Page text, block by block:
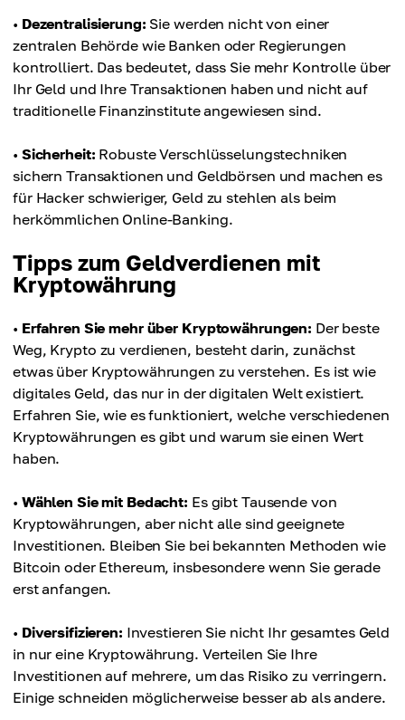
• Dezentralisierung: Sie werden nicht von einer
zentralen Behörde wie Banken oder Regierungen
kontrolliert. Das bedeutet, dass Sie mehr Kontrolle über
Ihr Geld und Ihre Transaktionen haben und nicht auf
traditionelle Finanzinstitute angewiesen sind.
• Sicherheit: Robuste Verschlüsselungstechniken
sichern Transaktionen und Geldbörsen und machen es
für Hacker schwieriger, Geld zu stehlen als beim
herkömmlichen Online-Banking.
Tipps zum Geldverdienen mit
Kryptowährung
• Erfahren Sie mehr über Kryptowährungen: Der beste
Weg, Krypto zu verdienen, besteht darin, zunächst
etwas über Kryptowährungen zu verstehen. Es ist wie
digitales Geld, das nur in der digitalen Welt existiert.
Erfahren Sie, wie es funktioniert, welche verschiedenen
Kryptowährungen es gibt und warum sie einen Wert
haben.
• Wählen Sie mit Bedacht: Es gibt Tausende von
Kryptowährungen, aber nicht alle sind geeignete
Investitionen. Bleiben Sie bei bekannten Methoden wie
Bitcoin oder Ethereum, insbesondere wenn Sie gerade
erst anfangen.
• Diversifizieren: Investieren Sie nicht Ihr gesamtes Geld
in nur eine Kryptowährung. Verteilen Sie Ihre
Investitionen auf mehrere, um das Risiko zu verringern.
Einige schneiden möglicherweise besser ab als andere.